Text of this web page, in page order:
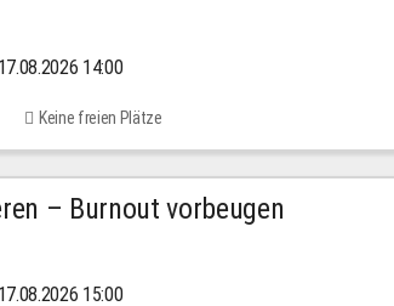
14:00
Keine freien Plätze
– Burnout vorbeugen
15:00